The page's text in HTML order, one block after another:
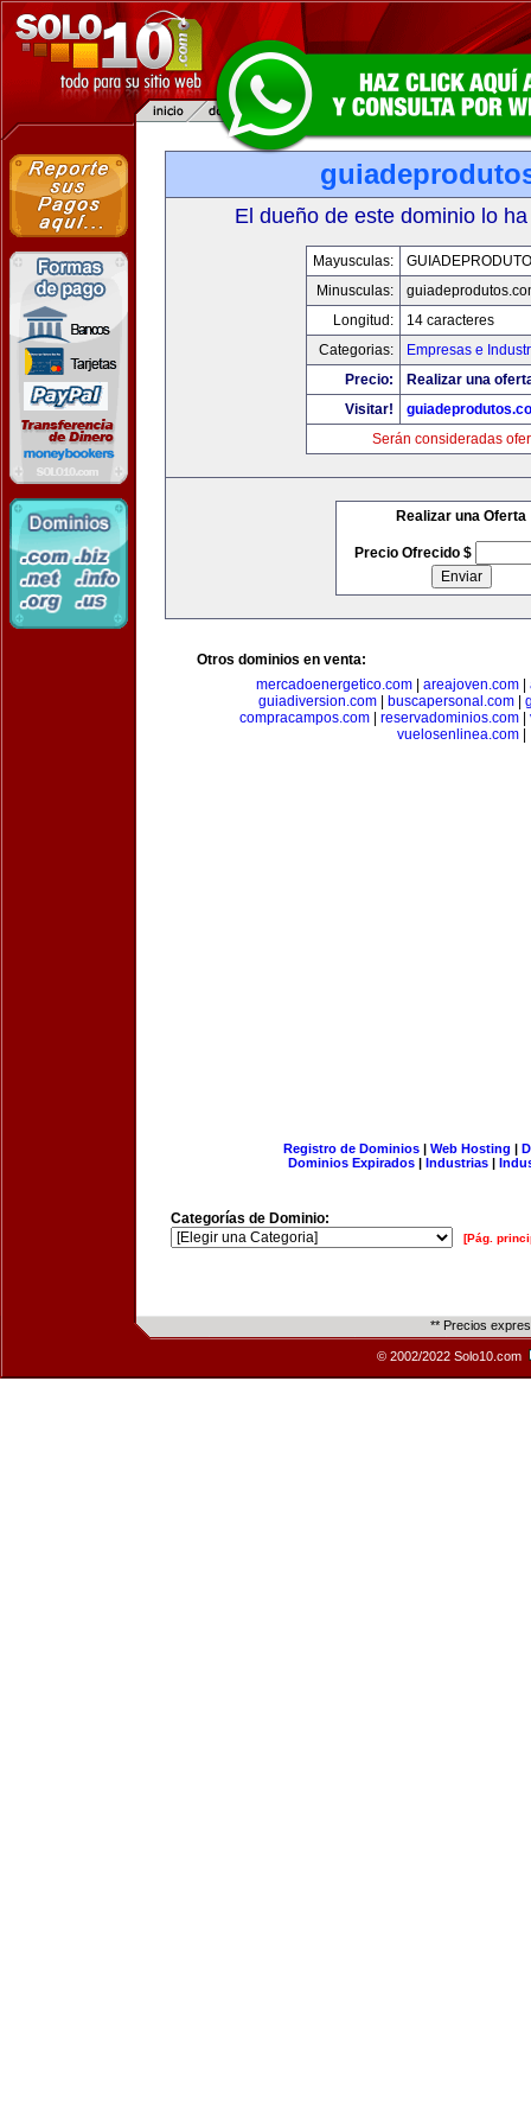
El dueño de este dominio lo
Mayusculas:
Minusculas:
Longitud:
14 caracteres
Categorias:
Empresas e
Precio:
Realizar una
Visitar!
Serán consideradas
Realizar una Oferta
Precio Ofrecido $
Otros dominios en venta:
mercadoenergetico.com| areajoven.com|
guiadiversion.com| buscapersonal.com|
compracampos.com| reservadominios.com|
vuelosenlinea.com|
Registro de Dominios| Web Hosting |
Dominios Expirados | Industrias |
Categorías de Dominio:
[Pág.
** Precios
© 2002/2022 Solo10.com